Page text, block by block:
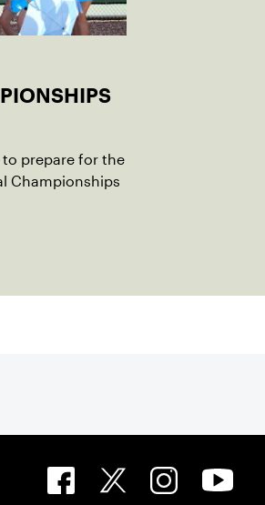
prepare for the
Championships